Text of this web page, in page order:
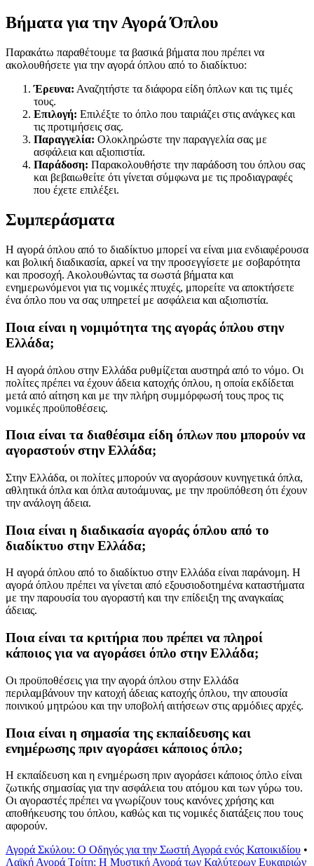
Βήματα για την Αγορά Όπλου
Παρακάτω παραθέτουμε τα βασικά βήματα που πρέπει να
ακολουθήσετε για την αγορά όπλου από το διαδίκτυο:
Έρευνα: Αναζητήστε τα διάφορα είδη όπλων και τις τιμές
τους.
Επιλογή: Επιλέξτε το όπλο που ταιριάζει στις ανάγκες και
τις προτιμήσεις σας.
Παραγγελία: Ολοκληρώστε την παραγγελία σας με
ασφάλεια και αξιοπιστία.
Παράδοση: Παρακολουθήστε την παράδοση του όπλου σας
και βεβαιωθείτε ότι γίνεται σύμφωνα με τις προδιαγραφές
που έχετε επιλέξει.
Συμπεράσματα
Η αγορά όπλου από το διαδίκτυο μπορεί να είναι μια ενδιαφέρουσα
και βολική διαδικασία, αρκεί να την προσεγγίσετε με σοβαρότητα
και προσοχή. Ακολουθώντας τα σωστά βήματα και
ενημερωνόμενοι για τις νομικές πτυχές, μπορείτε να αποκτήσετε
ένα όπλο που να σας υπηρετεί με ασφάλεια και αξιοπιστία.
Ποια είναι η νομιμότητα της αγοράς όπλου στην
Ελλάδα;
Η αγορά όπλου στην Ελλάδα ρυθμίζεται αυστηρά από το νόμο. Οι
πολίτες πρέπει να έχουν άδεια κατοχής όπλου, η οποία εκδίδεται
μετά από αίτηση και με την πλήρη συμμόρφωσή τους προς τις
νομικές προϋποθέσεις.
Ποια είναι τα διαθέσιμα είδη όπλων που μπορούν να
αγοραστούν στην Ελλάδα;
Στην Ελλάδα, οι πολίτες μπορούν να αγοράσουν κυνηγετικά όπλα,
αθλητικά όπλα και όπλα αυτοάμυνας, με την προϋπόθεση ότι έχουν
την ανάλογη άδεια.
Ποια είναι η διαδικασία αγοράς όπλου από το
διαδίκτυο στην Ελλάδα;
Η αγορά όπλου από το διαδίκτυο στην Ελλάδα είναι παράνομη. Η
αγορά όπλου πρέπει να γίνεται από εξουσιοδοτημένα καταστήματα
με την παρουσία του αγοραστή και την επίδειξη της αναγκαίας
άδειας.
Ποια είναι τα κριτήρια που πρέπει να πληροί
κάποιος για να αγοράσει όπλο στην Ελλάδα;
Οι προϋποθέσεις για την αγορά όπλου στην Ελλάδα
περιλαμβάνουν την κατοχή άδειας κατοχής όπλου, την απουσία
ποινικού μητρώου και την υποβολή αιτήσεων στις αρμόδιες αρχές.
Ποια είναι η σημασία της εκπαίδευσης και
ενημέρωσης πριν αγοράσει κάποιος όπλο;
Η εκπαίδευση και η ενημέρωση πριν αγοράσει κάποιος όπλο είναι
ζωτικής σημασίας για την ασφάλεια του ατόμου και των γύρω του.
Οι αγοραστές πρέπει να γνωρίζουν τους κανόνες χρήσης και
αποθήκευσης του όπλου, καθώς και τις νομικές διατάξεις που τους
αφορούν.
Αγορά Σκύλου: Ο Οδηγός για την Σωστή Αγορά ενός Κατοικιδίου •
Λαϊκή Αγορά Τρίτη: Η Μυστική Αγορά των Καλύτερων Ευκαιριών